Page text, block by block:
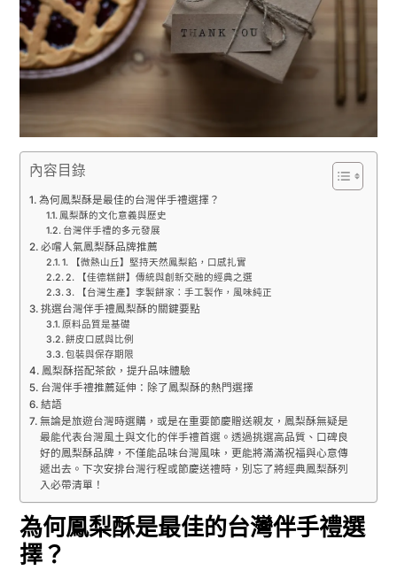
內容目錄
為何鳳梨酥是最佳的台灣伴手禮選擇？
鳳梨酥的文化意義與歷史
台灣伴手禮的多元發展
必嚐人氣鳳梨酥品牌推薦
1. 【微熱山丘】堅持天然鳳梨餡，口感扎實
2. 【佳德糕餅】傳統與創新交融的經典之選
3. 【台灣生產】李製餅家：手工製作，風味純正
挑選台灣伴手禮鳳梨酥的關鍵要點
原料品質是基礎
餅皮口感與比例
包裝與保存期限
鳳梨酥搭配茶飲，提升品味體驗
台灣伴手禮推薦延伸：除了鳳梨酥的熱門選擇
結語
無論是旅遊台灣時選購，或是在重要節慶贈送親友，鳳梨酥無疑是
最能代表台灣風土與文化的伴手禮首選。透過挑選高品質、口碑良
好的鳳梨酥品牌，不僅能品味台灣風味，更能將滿滿祝福與心意傳
遞出去。下次安排台灣行程或節慶送禮時，別忘了將經典鳳梨酥列
入必帶清單！
為何鳳梨酥是最佳的台灣伴手禮選
擇？